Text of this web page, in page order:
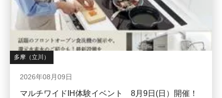
多摩（立川）
2026年08月09日
マルチワイドIH体験イベント 8月9日(日）開催！